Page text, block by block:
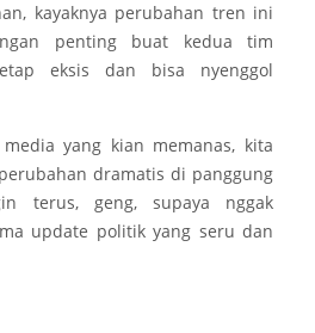
kayaknya perubahan tren ini
penting buat kedua tim
eksis dan bisa nyenggol
yang kian memanas, kita
dramatis di panggung
terus, geng, supaya nggak
update politik yang seru dan